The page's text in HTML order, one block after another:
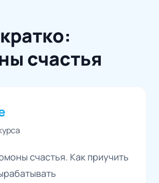
счастья
счастья. Как приучить